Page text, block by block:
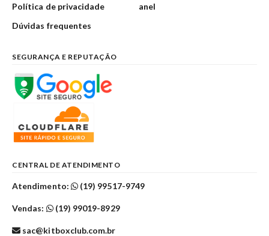
Política de privacidade
Dúvidas frequentes
anel
SEGURANÇA E REPUTAÇÃO
CENTRAL DE ATENDIMENTO
Atendimento: (19) 99517-9749
Vendas: (19) 99019-8929
sac@kitboxclub.com.br